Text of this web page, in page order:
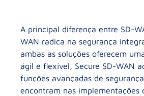
A principal diferença entre SD-
WAN radica na segurança
ambas as soluções oferecem
ágil e flexível, Secure SD-WAN
funções avançadas de
encontram nas implementações